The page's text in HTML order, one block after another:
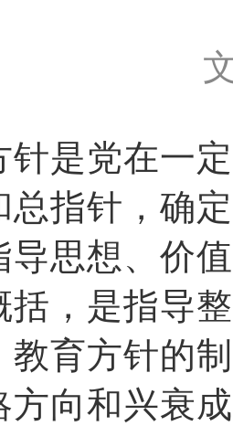
针是党在一
总指针，确
导思想、价
括，是指导
教育方针的
方向和兴衰